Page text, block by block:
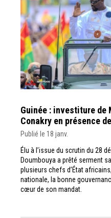
Guinée : investiture de
Conakry en présence
Publié le 18 janv.
Élu à l’issue du scrutin du 28
Doumbouya a prêté serment
plusieurs chefs d’État
nationale, la bonne
cœur de son mandat.